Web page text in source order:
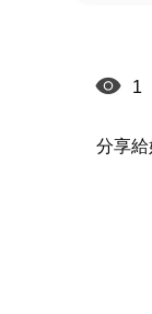
1
分享